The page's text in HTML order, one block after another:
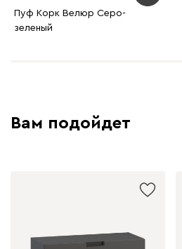
Пуф Корк Велюр Серо-
зеленый
Вам подойдет